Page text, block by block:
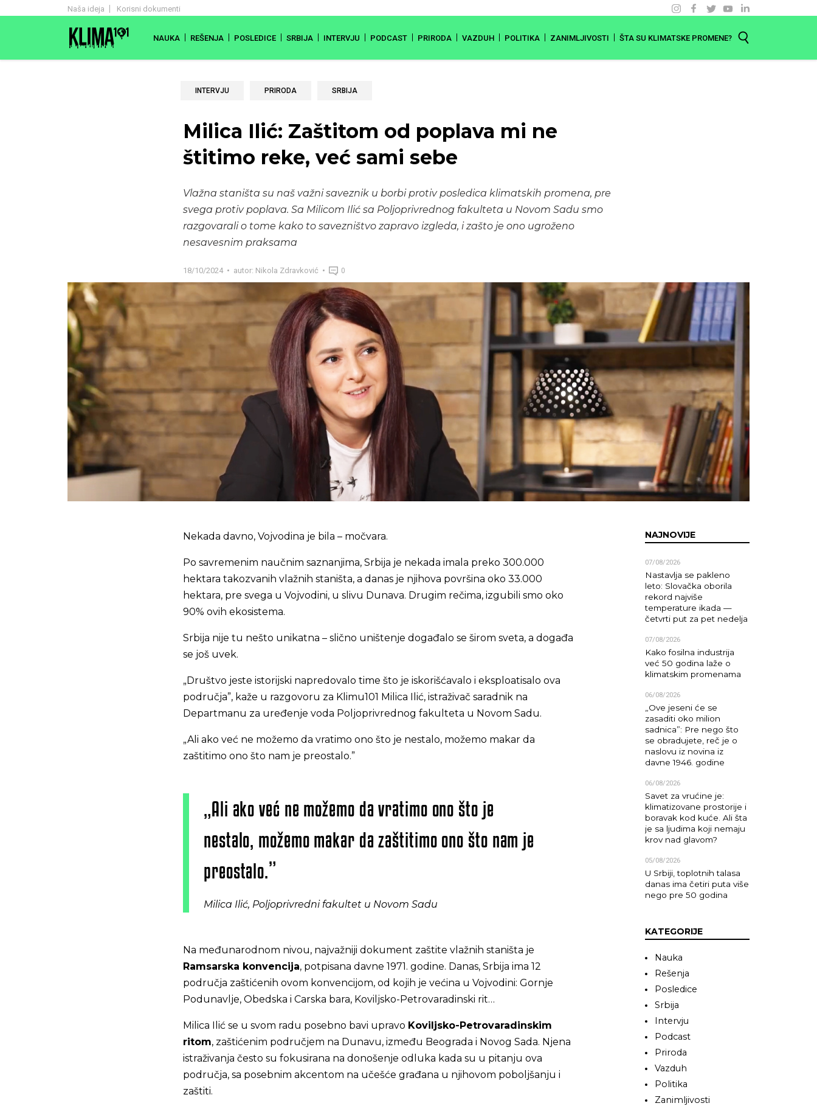
Naša ideja Korisni dokumenti
NAUKA REŠENJA POSLEDICE SRBIJA INTERVJU PODCAST PRIRODA VAZDUH POLITIKA ZANIMLJIVOSTI ŠTA SU KLIMATSKE PROMENE?
INTERVJU PRIRODA SRBIJA
Milica Ilić: Zaštitom od poplava mi ne
štitimo reke, već sami sebe
Vlažna staništa su naš važni saveznik u borbi protiv posledica klimatskih promena, pre
svega protiv poplava. Sa Milicom Ilić sa Poljoprivrednog fakulteta u Novom Sadu smo
razgovarali o tome kako to savezništvo zapravo izgleda, i zašto je ono ugroženo
nesavesnim praksama
18/10/2024 autor: Nikola Zdravković 0
Nekada davno, Vojvodina je bila – močvara.
Po savremenim naučnim saznanjima, Srbija je nekada imala preko 300.000
hektara takozvanih vlažnih staništa, a danas je njihova površina oko 33.000
hektara, pre svega u Vojvodini, u slivu Dunava. Drugim rečima, izgubili smo oko
90% ovih ekosistema.
Srbija nije tu nešto unikatna – slično uništenje događalo se širom sveta, a događa
se još uvek.
„Društvo jeste istorijski napredovalo time što je iskorišćavalo i eksploatisalo ova
područja”, kaže u razgovoru za Klimu101 Milica Ilić, istraživač saradnik na
Departmanu za uređenje voda Poljoprivrednog fakulteta u Novom Sadu.
„Ali ako već ne možemo da vratimo ono što je nestalo, možemo makar da
zaštitimo ono što nam je preostalo.”
„Ali ako već ne možemo da vratimo ono što je
nestalo, možemo makar da zaštitimo ono što nam je
preostalo.”
Milica Ilić, Poljoprivredni fakultet u Novom Sadu
Na međunarodnom nivou, najvažniji dokument zaštite vlažnih staništa je
Ramsarska konvencija, potpisana davne 1971. godine. Danas, Srbija ima 12
područja zaštićenih ovom konvencijom, od kojih je većina u Vojvodini: Gornje
Podunavlje, Obedska i Carska bara, Koviljsko-Petrovaradinski rit…
Milica Ilić se u svom radu posebno bavi upravo Koviljsko-Petrovaradinskim
ritom, zaštićenim područjem na Dunavu, između Beograda i Novog Sada. Njena
istraživanja često su fokusirana na donošenje odluka kada su u pitanju ova
područja, sa posebnim akcentom na učešće građana u njihovom poboljšanju i
zaštiti.
NAJNOVIJE
07/08/2026
Nastavlja se pakleno
leto: Slovačka oborila
rekord najviše
temperature ikada —
četvrti put za pet nedelja
07/08/2026
Kako fosilna industrija
već 50 godina laže o
klimatskim promenama
06/08/2026
„Ove jeseni će se
zasaditi oko milion
sadnica”: Pre nego što
se obradujete, reč je o
naslovu iz novina iz
davne 1946. godine
06/08/2026
Savet za vrućine je:
klimatizovane prostorije i
boravak kod kuće. Ali šta
je sa ljudima koji nemaju
krov nad glavom?
05/08/2026
U Srbiji, toplotnih talasa
danas ima četiri puta više
nego pre 50 godina
KATEGORIJE
Nauka
Rešenja
Posledice
Srbija
Intervju
Podcast
Priroda
Vazduh
Politika
Zanimljivosti